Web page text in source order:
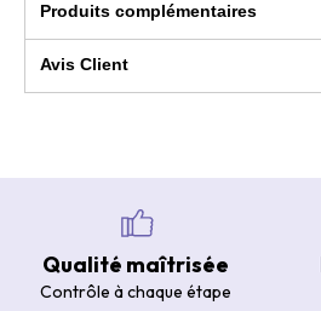
Produits complémentaires
Avis Client
Qualité maîtrisée
Contrôle à chaque étape